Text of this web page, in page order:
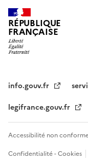
RÉPUBLIQUE
FRANÇAISE
info.gouv.fr
legifrance.gouv.fr
Accessibilité non
Confidentialité - Cookies